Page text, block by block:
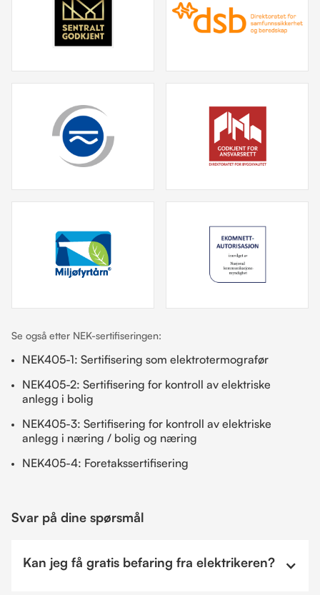
Se også etter NEK-sertifiseringen:
NEK405-1: Sertifisering som elektrotermografør
NEK405-2: Sertifisering for kontroll av elektriske
anlegg i bolig
NEK405-3: Sertifisering for kontroll av elektriske
anlegg i næring / bolig og næring
NEK405-4: Foretakssertifisering
Svar på dine spørsmål
Kan jeg få gratis befaring fra elektrikeren?